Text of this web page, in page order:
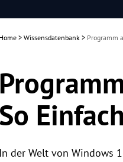
Home > Wissensdatenbank > Programm
So
In der Welt von Windows